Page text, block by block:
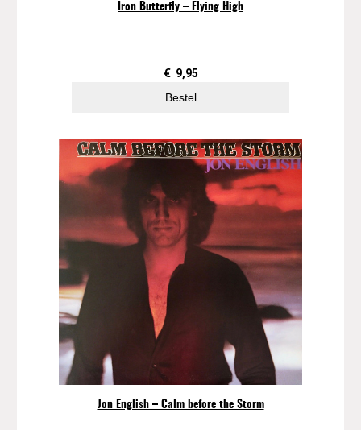
Iron Butterfly – Flying High
€ 9,95
Bestel
Jon English – Calm before the Storm